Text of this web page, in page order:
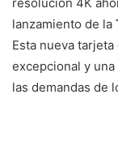
lanzamiento de la
Esta nueva
excepcional y
las demandas de